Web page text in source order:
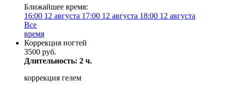
Ближайшее время:
16:00 12 августа 17:00 12 августа 18:00 12 августа
Все
время
Коррекция ногтей
3500 руб.
Длительность: 2 ч.
коррекция гелем